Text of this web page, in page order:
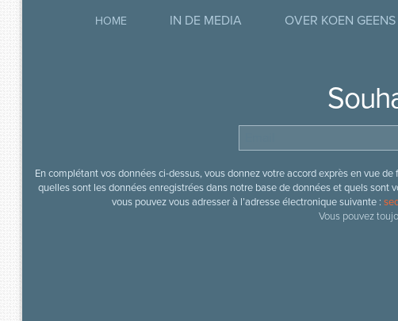
HOME IN DE MEDIA OVER KOEN GEENS
En complétant vos données ci-dessus, vous donnez votre accord exprès en vue
quelles sont les données enregistrées dans notre base de données et quels sont
vous pouvez vous adresser à l’adresse électronique suivante :
Vous pouvez